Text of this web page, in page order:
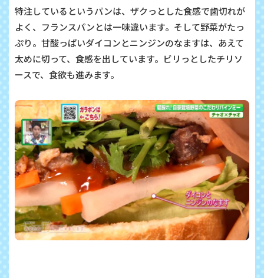
特注しているというパンは、ザクっとした食感で歯切れが
よく、フランスパンとは一味違います。そして野菜がたっ
ぷり。甘酸っぱいダイコンとニンジンのなますは、あえて
太めに切って、食感を出しています。ビリっとしたチリソ
ースで、食欲も進みます。